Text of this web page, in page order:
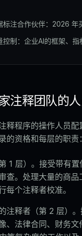
标注合作伙伴：2026 年
控制：企业AI的框架、指
注释团队的
释程序的操作人员配
的资格和每层的职责：
1 层）。接受带有
查。处理大量的商
每个注释者校准。
注释者（第 2 层）
、法律合同、财务文